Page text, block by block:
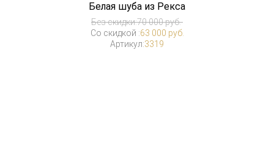
Белая шуба из Рекса
Без скидки:70 000 руб.
Со скидкой :63 000 руб.
Артикул:3319